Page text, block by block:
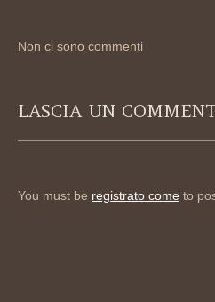
Non ci sono commenti
LASCIA UN
You must be registrato come to